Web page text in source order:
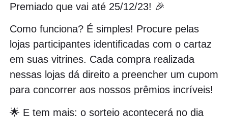
Premiado que vai até 25/12/23! 🎉
Como funciona? É simples! Procure pelas
lojas participantes identificadas com o cartaz
em suas vitrines. Cada compra realizada
nessas lojas dá direito a preencher um cupom
para concorrer aos nossos prêmios incríveis!
🌟 E tem mais: o sorteio acontecerá no dia